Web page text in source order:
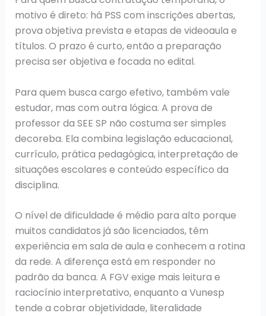
motivo é direto: há PSS com inscrições abertas,
prova objetiva prevista e etapas de videoaula e
títulos. O prazo é curto, então a preparação
precisa ser objetiva e focada no edital.
Para quem busca cargo efetivo, também vale
estudar, mas com outra lógica. A prova de
professor da SEE SP não costuma ser simples
decoreba. Ela combina legislação educacional,
currículo, prática pedagógica, interpretação de
situações escolares e conteúdo específico da
disciplina.
O nível de dificuldade é médio para alto porque
muitos candidatos já são licenciados, têm
experiência em sala de aula e conhecem a rotina
da rede. A diferença está em responder no
padrão da banca. A FGV exige mais leitura e
raciocínio interpretativo, enquanto a Vunesp
tende a cobrar objetividade, literalidade